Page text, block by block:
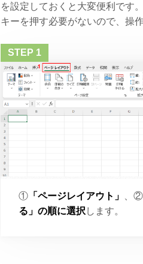
を設定しておくと大変便利です
キーを押す必要がないので、操
① 「ページレイアウト」 、②
る」の順に選択 します。